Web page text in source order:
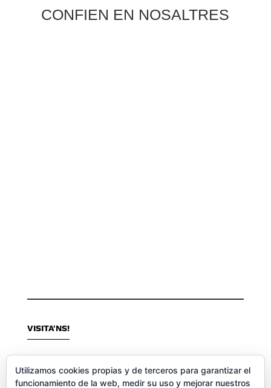
CONFIEN EN NOSALTRES
VISITA'NS!
C/ SAN ISIDRE 24 -BAIX-
Utilizamos cookies propias y de terceros para garantizar el
funcionamiento de la web, medir su uso y mejorar nuestros